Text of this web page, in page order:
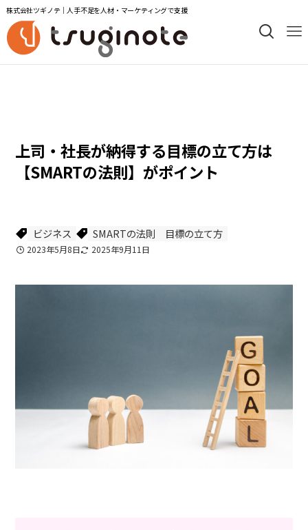
株式会社ツギノテ｜人手不足を人材・マーケティングで支援
上司・社長が納得する目標の立て方は
【SMARTの法則】がポイント
ビジネス SMARTの法則 目標の立て方
2023年5月8日 2025年9月11日